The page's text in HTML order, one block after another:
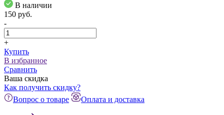
В наличии
150 pуб.
-
+
Купить
В избранное
Сравнить
Ваша скидка
Как получить скидку?
Вопрос о товаре
Оплата и доставка